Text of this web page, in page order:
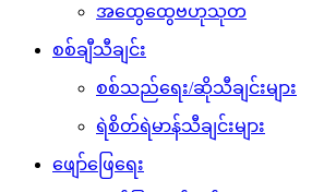
အထွေထွေဗဟုသုတ
စစ်ချီသီချင်း
စစ်သည်ရေး/ဆိုသီချင်းများ
ရဲစိတ်ရဲမာန်သီချင်းများ
ဖျော်ဖြေရေး